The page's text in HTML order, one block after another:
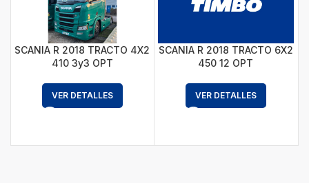
SCANIA R 2018 TRACTO 4X2
410 3y3 OPT
VER DETALLES
SCANIA R 2018 TRACTO 6X2
450 12 OPT
VER DETALLES